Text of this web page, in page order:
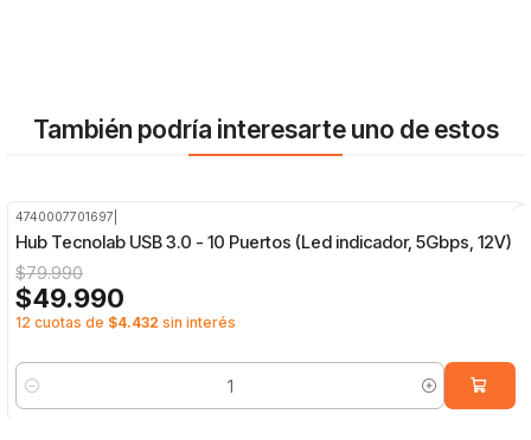
También podría interesarte uno de estos
4740007701697
Hub Tecnolab USB 3.0 - 10 Puertos (Led indicador, 5Gbps, 12V)
$79.990
$49.990
12 cuotas de $4.432 sin interés
Cantidad